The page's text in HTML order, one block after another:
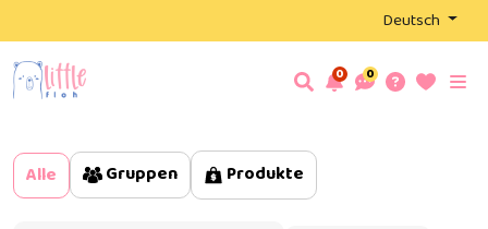
Deutsch
0 0
Alle Gruppen Produkte